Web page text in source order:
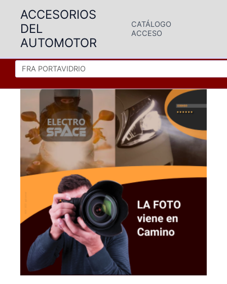
contenido
ACCESORIOS
DEL
AUTOMOTOR
CATÁLOGO
ACCESO